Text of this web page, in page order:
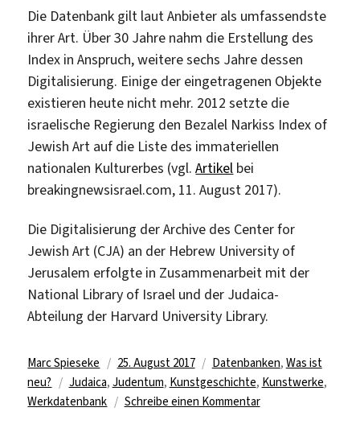
Die Datenbank gilt laut Anbieter als umfassendste
ihrer Art. Über 30 Jahre nahm die Erstellung des
Index in Anspruch, weitere sechs Jahre dessen
Digitalisierung. Einige der eingetragenen Objekte
existieren heute nicht mehr. 2012 setzte die
israelische Regierung den Bezalel Narkiss Index of
Jewish Art auf die Liste des immateriellen
nationalen Kulturerbes (vgl.Artikel bei
breakingnewsisrael.com, 11. August 2017).
Die Digitalisierung der Archive des Center for
Jewish Art (CJA) an der Hebrew University of
Jerusalem erfolgte in Zusammenarbeit mit der
National Library of Israel und der Judaica-
Abteilung der Harvard University Library.
Autor
Marc Spieseke
Veröffentlicht
am
25. August 2017 Kategorien
Datenbanken, Was ist
neu?
Schlagwörter
Judaica, Judentum, Kunstgeschichte, Kunstwerke,
Werkdatenbank
Schreibe einen Kommentarzu